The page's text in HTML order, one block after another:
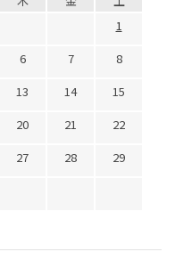
1
6 7
8
13 14
15
20 21
22
27 28
29